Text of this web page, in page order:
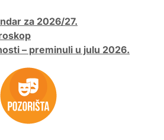
za 2026/27.
– preminuli u julu 2026.